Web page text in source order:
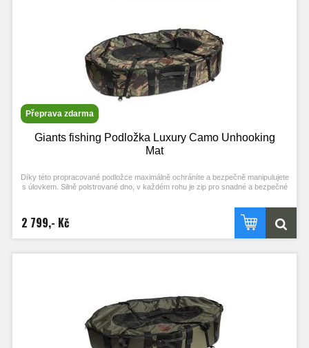
Rozměry:
Délka: 120 cm
Šířka: 29 cm
Výška 65 cm
Hmotnost: 1,1 kg
Přeprava zdarma
Giants fishing Podložka Luxury Camo Unhooking
Mat
Díky této propracované podložce maximálně ochráníte a bezpečně manipulujete
s úlovkem. Silně polstrované dno, v každém rohu je zip pro snadné a bezpečné
- Odklopný vrchní kryt, který má uprostřed pogumovanou síťovinou
- Dlouhý dvojitý popruh s měkčeným madlem pro snadné přenášení
Barva: maskáčový vzor
2 799,- Kč